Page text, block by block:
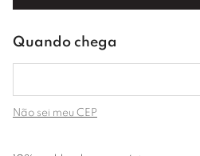
Não sei meu CEP